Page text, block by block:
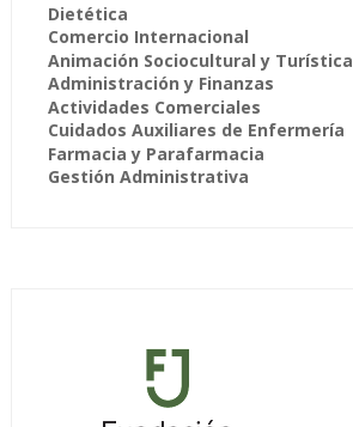
Dietética
Comercio Internacional
Animación Sociocultural y Turística
Administración y Finanzas
Actividades Comerciales
Cuidados Auxiliares de Enfermería
Farmacia y Parafarmacia
Gestión Administrativa